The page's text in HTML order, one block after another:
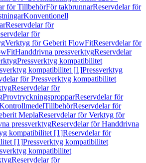
för TillbehörFör takbrunnarReservdelar för
Konventionell
Reservdelar för
för
Verktyg för Geberit FlowFitReservdelar för
Handdrivna pressverktygReservdelar
Pressverktyg kompatibilitet
kompatibilitet [1]Pressverktyg
för Pressverktyg kompatibilitet
Reservdelar för
ProvtryckningspropparReservdelar för
TillbehörReservdelar för
MeplaReservdelar för Verktyg för
pressverktygReservdelar för Handdrivna
kompatibilitet [1]Reservdelar för
[1]Pressverktyg kompatibilitet
kompatibilitet
Reservdelar för